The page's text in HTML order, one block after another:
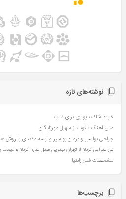
نوشته‌های تازه
خرید شلف دیواری برای کتاب
متن آهنگ یاقوت از سهیل مهرزادگان
جراحی بواسیر و درمان بواسیر و آبسه مقعدی با روش
تور هوایی کربلا از تهران بهترین هتل های کربلا و قیمت
مشخصات فنی زانتیا
برچسب‌ها